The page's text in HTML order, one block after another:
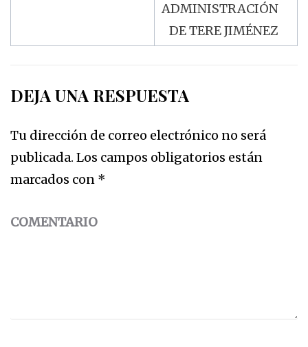
ADMINISTRACIÓN
DE TERE JIMÉNEZ
DEJA UNA RESPUESTA
Tu dirección de correo electrónico no será
publicada. Los campos obligatorios están
marcados con *
COMENTARIO